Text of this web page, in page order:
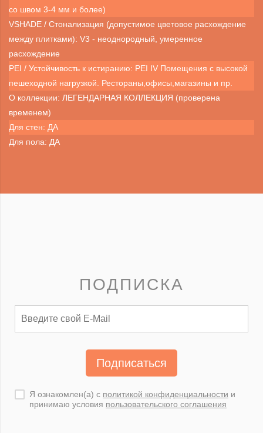
со швом 3-4 мм и более)
VSHADE / Стонализация (допустимое цветовое расхождение
между плитками): V3 - неоднородный, умеренное
расхождение
PEI / Устойчивость к истиранию: PEI IV Помещения с высокой
пешеходной нагрузкой. Рестораны,офисы,магазины и пр.
О коллекции: ЛЕГЕНДАРНАЯ КОЛЛЕКЦИЯ (проверена
временем)
Для стен: ДА
Для пола: ДА
ПОДПИСКА
Подписаться
Я ознакомлен(а) с политикой конфиденциальности и
принимаю условия пользовательского соглашения